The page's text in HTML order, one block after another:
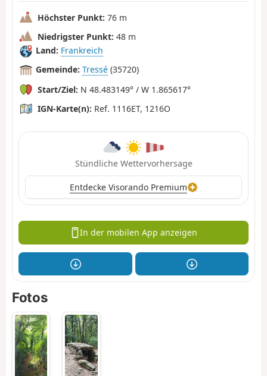
Höchster Punkt: 76 m
Niedrigster Punkt: 48 m
Land: Frankreich
Gemeinde: Tressé (35720)
Start/Ziel: N 48.483149° / W 1.865617°
IGN-Karte(n): Ref. 1116ET, 1216O
Stündliche Wettervorhersage
Entdecke Visorando Premium
In der mobilen App anzeigen
Fotos